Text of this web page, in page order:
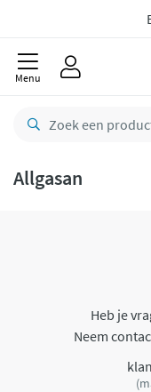
Menu
Allgasan
Heb je
Neem